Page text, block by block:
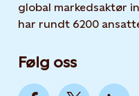
global markedsaktør
har rundt 6200
Følg oss